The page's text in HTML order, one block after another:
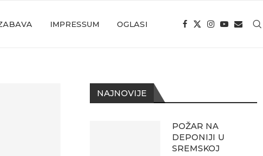
IMPRESSUM OGLASI
NAJNOVIJE
POŽAR NA
DEPONIJI U
SREMSKOJ